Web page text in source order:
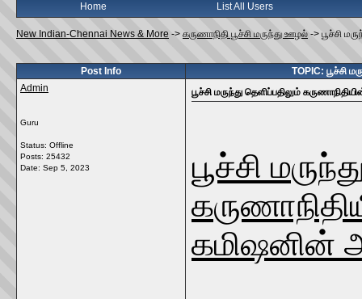
Home List All Users
New Indian-Chennai News & More -> கருணாநிதி பூச்சி மருந்து ஊழல் -> பூச்சி
Post Info
TOPIC: பூச்சி
Admin
Guru
Status: Offline
Posts: 25432
Date: Sep 5, 2023
பூச்சி மருந்து தெளிப்பதிலும்
பூச்சி
கமிஷனின்